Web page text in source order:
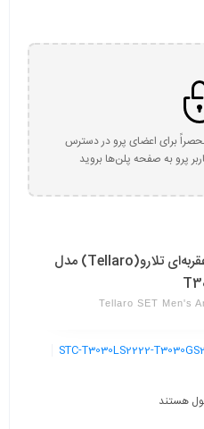
برای اعضای پرو در دسترس
پرو به صفحه پلن‌ها بروید
ساعت مچی ست مردانه و زنانه عقربه‌ای تلارو(Tellaro) مدل
Tellaro SET Men's
STC-T3030LS2222-
هستند